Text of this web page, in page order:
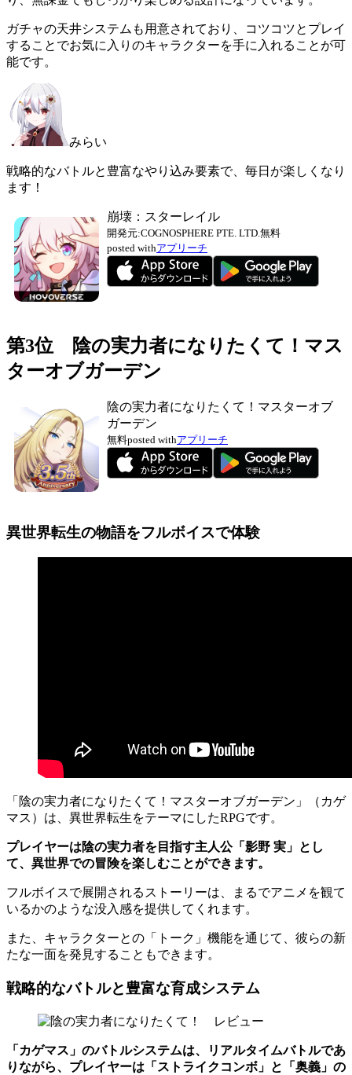
ガチャの天井システムも用意されており、コツコツとプレイ
することでお気に入りのキャラクターを手に入れることが可
能です。
みらい
戦略的なバトルと豊富なやり込み要素で、毎日が楽しくなり
ます！
崩壊：スターレイル
開発元:COGNOSPHERE PTE. LTD.無料
posted withアプリーチ
第3位 陰の実力者になりたくて！マス
ターオブガーデン
陰の実力者になりたくて！マスターオブ
ガーデン
無料posted withアプリーチ
異世界転生の物語をフルボイスで体験
「陰の実力者になりたくて！マスターオブガーデン」（カゲ
マス）は、異世界転生をテーマにしたRPGです。
プレイヤーは陰の実力者を目指す主人公「影野 実」とし
て、異世界での冒険を楽しむことができます。
フルボイスで展開されるストーリーは、まるでアニメを観て
いるかのような没入感を提供してくれます。
また、キャラクターとの「トーク」機能を通じて、彼らの新
たな一面を発見することもできます。
戦略的なバトルと豊富な育成システム
「カゲマス」のバトルシステムは、リアルタイムバトルであ
りながら、プレイヤーは「ストライクコンボ」と「奥義」の